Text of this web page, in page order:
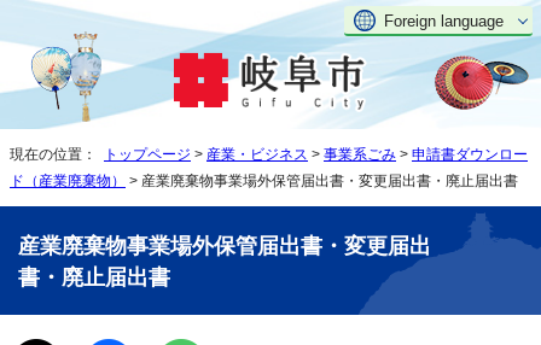
Foreign language
現在の位置： トップページ > 産業・ビジネス > 事業系ごみ > 申請書ダウンロー
ド（産業廃棄物）
> 産業廃棄物事業場外保管届出書・変更届出書・廃止届出書
産業廃棄物事業場外保管届出書・変更届出
書・廃止届出書